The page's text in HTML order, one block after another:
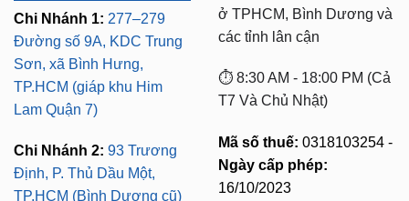
Chi Nhánh 1: 277–279
Đường số 9A, KDC Trung
Sơn, xã Bình Hưng,
TP.HCM (giáp khu Him
Lam Quận 7)
Chi Nhánh 2: 93 Trương
Định, P. Thủ Dầu Một,
TP.HCM (Bình Dương cũ)
ở TPHCM, Bình Dương và
các tỉnh lân cận
⏱️ 8:30 AM - 18:00 PM (Cả
T7 Và Chủ Nhật)
Mã số thuế: 0318103254 -
Ngày cấp phép:
16/10/2023